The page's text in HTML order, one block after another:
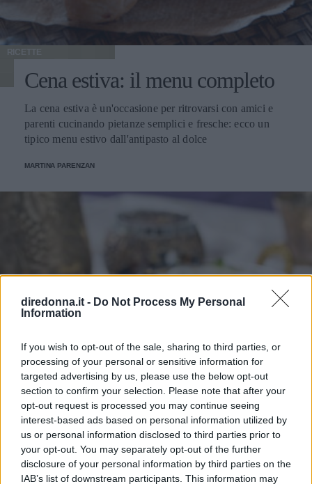
diredonna.it - Do Not Process My Personal
Information
If you wish to opt-out of the sale, sharing to third parties, or
processing of your personal or sensitive information for
targeted advertising by us, please use the below opt-out
section to confirm your selection. Please note that after your
opt-out request is processed you may continue seeing
interest-based ads based on personal information utilized by
us or personal information disclosed to third parties prior to
your opt-out. You may separately opt-out of the further
disclosure of your personal information by third parties on the
IAB’s list of downstream participants. This information may
RICETTE
Cena estiva: il menu completo
La cena estiva è un'occasione per ritrovarsi con amici e
parenti cucinando pietanze semplici e fresche: ecco un
tipico menu estivo dall'antipasto al dolce
MARTINA PARENZAN